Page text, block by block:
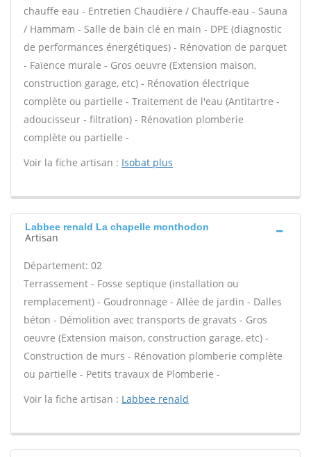
chauffe eau - Entretien Chaudière / Chauffe-eau - Sauna
/ Hammam - Salle de bain clé en main - DPE (diagnostic
de performances énergétiques) - Rénovation de parquet
- Faïence murale - Gros oeuvre (Extension maison,
construction garage, etc) - Rénovation électrique
complète ou partielle - Traitement de l'eau (Antitartre -
adoucisseur - filtration) - Rénovation plomberie
complète ou partielle -
Voir la fiche artisan : Isobat plus
Labbee renald La chapelle monthodon
Artisan
Département: 02
Terrassement - Fosse septique (installation ou
remplacement) - Goudronnage - Allée de jardin - Dalles
béton - Démolition avec transports de gravats - Gros
oeuvre (Extension maison, construction garage, etc) -
Construction de murs - Rénovation plomberie complète
ou partielle - Petits travaux de Plomberie -
Voir la fiche artisan : Labbee renald